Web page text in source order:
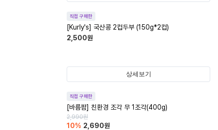
직접 구매한
[Kurly's] 국산콩 2컵두부 (150g*2컵)
2,500원
상세보기
직접 구매한
[바름팜] 친환경 조각 무 1조각(400g)
2,990원
10% 2,690원